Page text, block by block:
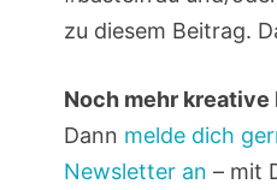
zu diesem Beitrag.
Noch mehr kreative
Dann melde dich
Newsletter an – mit